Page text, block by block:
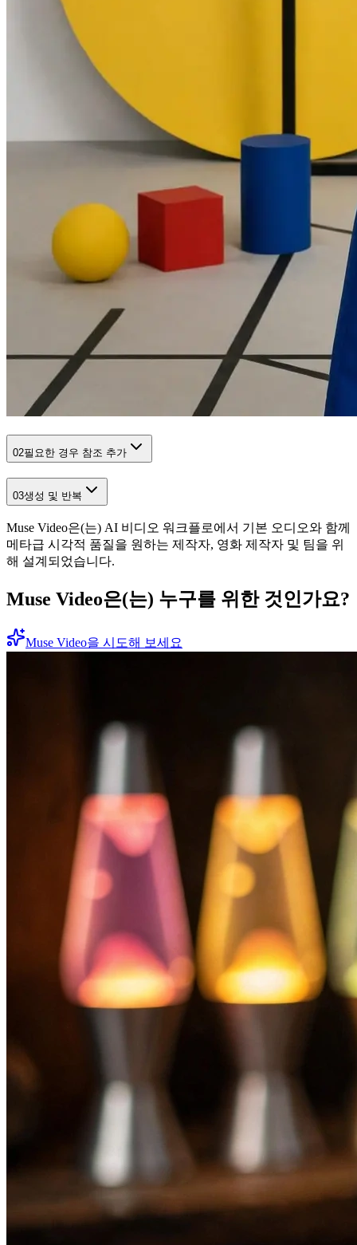
02필요한 경우 참조 추가
03생성 및 반복
Muse Video은(는) AI 비디오 워크플로에서 기본 오디오와 함께
메타급 시각적 품질을 원하는 제작자, 영화 제작자 및 팀을 위
해 설계되었습니다.
Muse Video은(는) 누구를 위한 것인가요?
Muse Video을 시도해 보세요